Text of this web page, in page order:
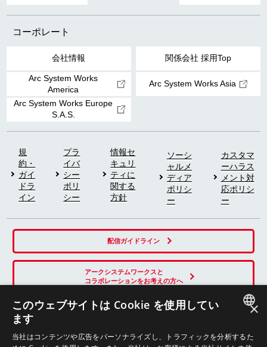
コーポレート
会社情報 関係会社 採用Top
Arc System Works
America
Arc System Works Asia
Arc System Works Europe
S.A.S.
規
約・
ガイ
ドラ
イン
プラ
イバ
シー
ポリ
シー
情報セ
キュリ
ティに
関する
方針
ソーシ
ャルメ
ディア
ポリシ
ー
カスタマ
ーハラス
メント対
応ポリシ
ー
配信ガイドライン
アークシステムワークスと
コラボレーションをお考えの方へ
SNS
×
このウェブサイトは Cookie を使用してい
ます
当社はコンテンツや広告をパーソナライズし、トラフィックを分析するた